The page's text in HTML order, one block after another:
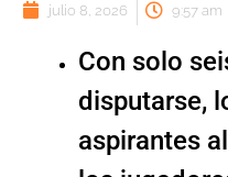
julio 8, 2026 9:57 am
Con solo
disputarse,
aspirantes